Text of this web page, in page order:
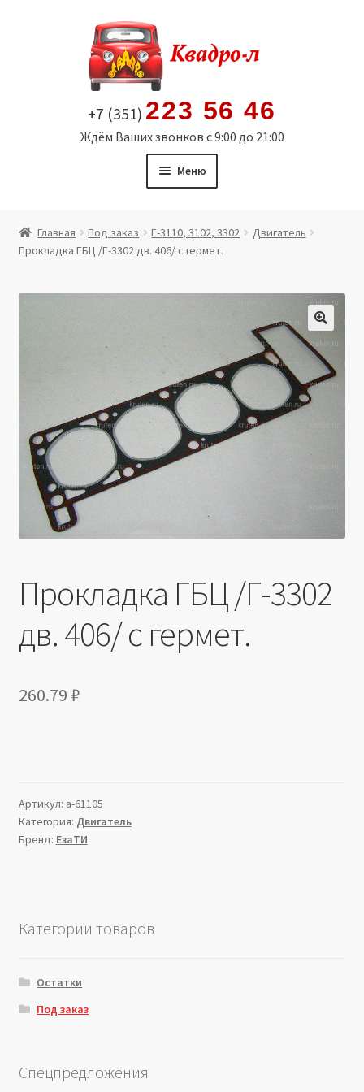
содержимому
+7 (351) 223 56 46
Ждём Ваших звонков с 9:00 до 21:00
Меню
Витрина
Мой аккаунт
Политика в отношении обработки персональных
Производители
Юридические данные
Главная Под заказ Г-3110, 3102, 3302
Двигатель
Прокладка ГБЦ /Г-3302 дв. 406/ с гермет.
🔍
Прокладка ГБЦ /Г-3302
дв. 406/ с гермет.
260.79 ₽
Артикул: a-61105
Категория: Двигатель
Бренд: ЕзаТИ
Категории товаров
Остатки
Под заказ
Спецпредложения